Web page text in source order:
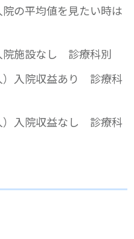
の平均値を見たい時は
院施設なし 診療科別
）入院収益あり 診療科
）入院収益なし 診療科